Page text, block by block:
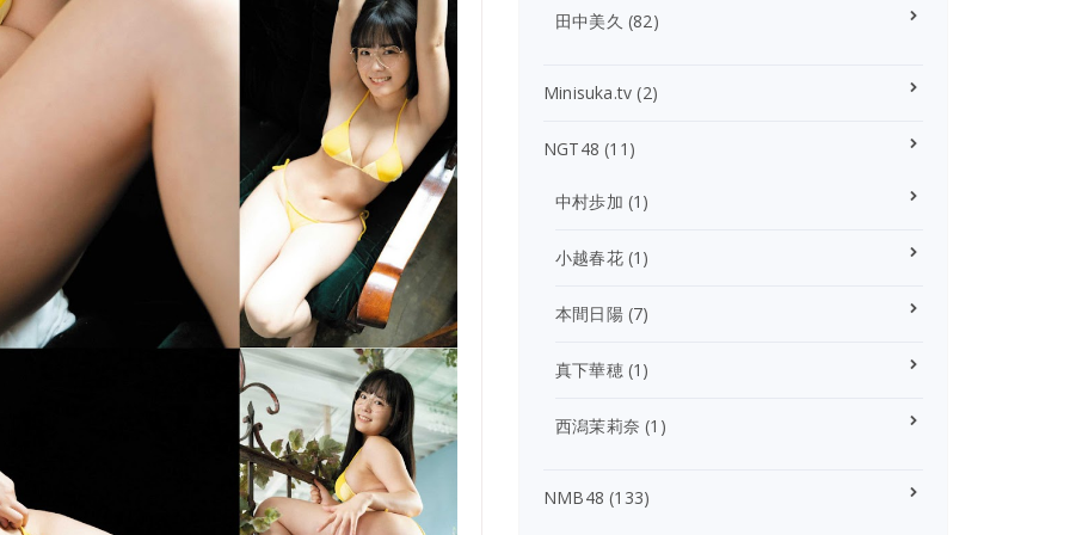
田中美久 (82)
Minisuka.tv (2)
NGT48 (11)
中村歩加 (1)
小越春花(1)
本間日陽(7)
真下華穂(1)
西潟茉莉奈 (1)
NMB48 (133)